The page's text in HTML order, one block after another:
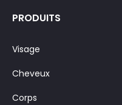
PRODUITS
Visage
Cheveux
Corps